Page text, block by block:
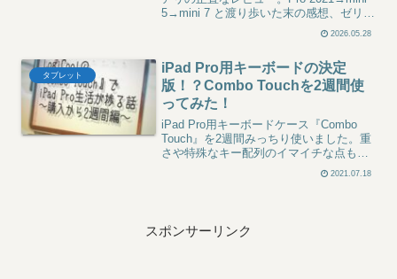
5→mini 7 と渡り歩いた末の感想、ゼリー
派回答、mini 5 比較、そして2026年秋に
きか』判断まで。嗜好品としては良いで
す、ただし。
2026.05.28
タブレット
iPad Pro用キーボードの決定
版！？Combo Touchを2週間使
ってみた！
iPad Pro用キーボードケース『Combo
Touch』を2週間みっちり使いました。重
さや特殊なキー配列のイマイチな点も正
直に書きつつ、トラックパッドの広さ・
ショートカットキー列の便利さ・Magic
ビューです。
2021.07.18
スポンサーリンク